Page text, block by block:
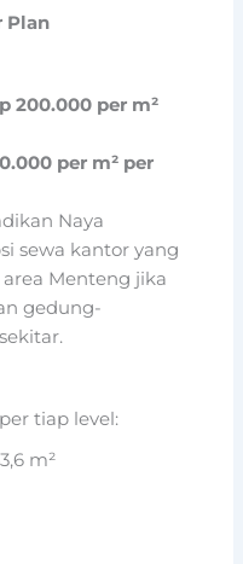
Plan
200.000 per m²
per m² per
Naya
sewa kantor yang
Menteng jika
gedung-
tiap level:
m²